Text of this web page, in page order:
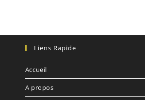
Liens Rapide
Accueil
A propos